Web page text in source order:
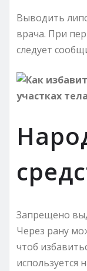
Выводить
врача. При
следует
Запрещено
Через рану
чтоб
используется